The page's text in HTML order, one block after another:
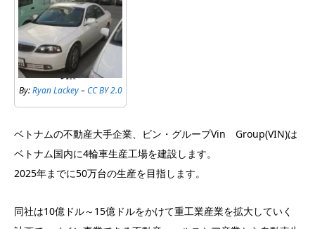
By:Ryan Lackey–CC BY 2.0
ベトナムの不動産大手企業、ビン・グループVin Group(VIN)は
ベトナム国内に4輪車生産工場を建設します。
2025年までに50万台の生産を目指します。
同社は10億ドル～15億ドルをかけて重工業産業を拡大していく